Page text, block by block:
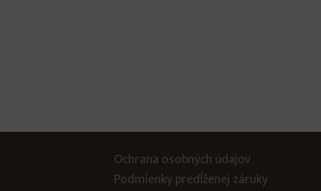
Ochrana osobných údajov
Podmienky predĺženej záruky